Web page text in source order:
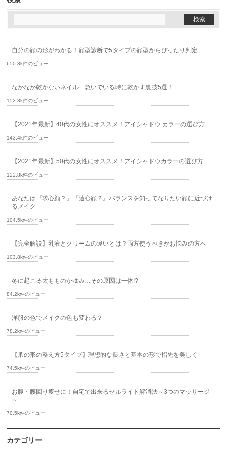
自分の顔の形がわかる！顔型診断で5タイプの顔型からぴったり判定
650.8k件のビュー
なかなか乾かないネイル…急いでいる時に乾かす裏技5選！
152.3k件のビュー
【2021年最新】40代の女性にオススメ！アイシャドウ カラーの選び方
143.4k件のビュー
【2021年最新】50代の女性にオススメ！アイシャドウカラーの選び方
122.8k件のビュー
あなたは『求心顔？』『遠心顔？』バランスを知ってなりたい顔に近づけ
るメイク
104.5k件のビュー
【完全解説】乳液とクリームの違いとは？両方使うべきかお悩みの方へ
103.8k件のビュー
冬に起こる太もものかゆみ…その原因は一体!?
84.2k件のビュー
洋服の色でメイクの色も変わる？
78.2k件のビュー
【爪の形の整え方5タイプ】理想的な長さと基本の形で指先を美しく
74.5k件のビュー
お腹・腰回り痩せに！自宅で出来るセルライト解消法～3つのマッサージ
～
70.5k件のビュー
カテゴリー